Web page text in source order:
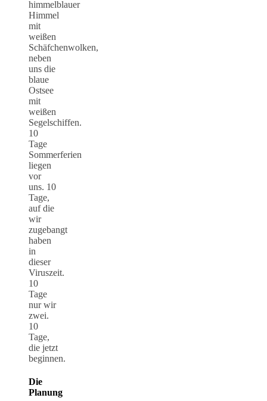
himmelblauer
Himmel
mit
weißen
Schäfchenwolken,
neben
uns die
blaue
Ostsee
mit
weißen
Segelschiffen.
10
Tage
Sommerferien
liegen
vor
uns. 10
Tage,
auf die
wir
zugebangt
haben
in
dieser
Viruszeit.
10
Tage
nur wir
zwei.
10
Tage,
die jetzt
beginnen.
Die
Planung